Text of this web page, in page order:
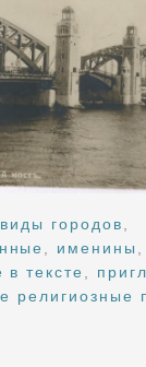
виды городов
именины
в тексте
религиозные